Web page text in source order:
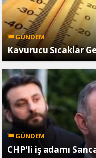
GÜNDEM
Kavurucu Sıcaklar
GÜNDEM
CHP'li iş adamı